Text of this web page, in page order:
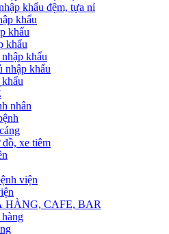
khẩu đệm, tựa nỉ
khẩu
khẩu
khẩu
khẩu
nhập khẩu
nhân
xe tiêm
viện
CAFE, BAR